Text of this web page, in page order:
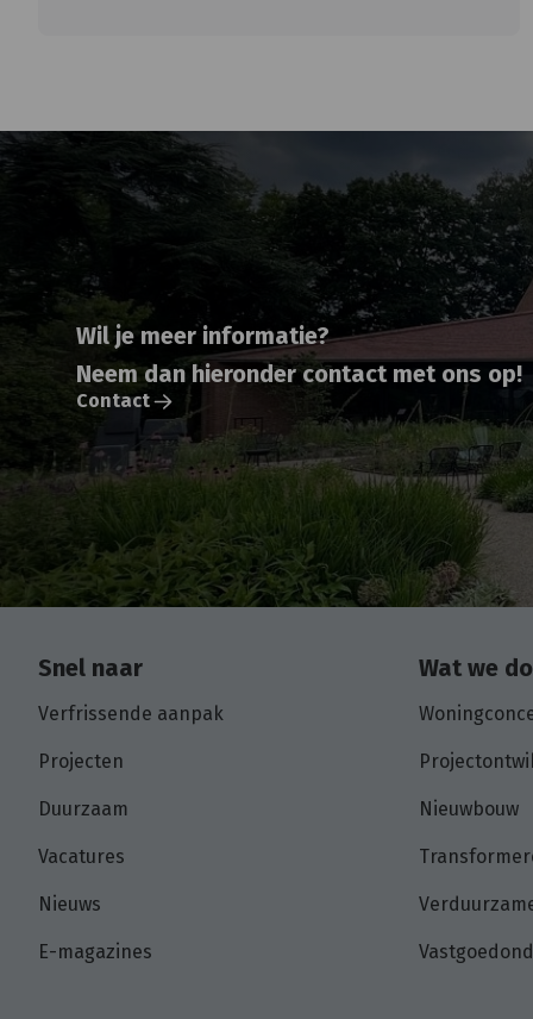
Wil je meer informatie?
Neem dan hieronder contact met ons op!
Contact
Snel naar
Verfrissende aanpak
Projecten
Duurzaam
Vacatures
Nieuws
E-magazines
Wat we
Nieuwbouw